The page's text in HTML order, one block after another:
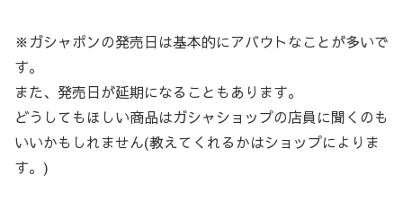
※ガシャポンの発売日は基本的にアバウトなことが多いで
す。
また、発売日が延期になることもあります。
どうしてもほしい商品はガシャショップの店員に聞くのも
いいかもしれません(教えてくれるかはショップによりま
す。)